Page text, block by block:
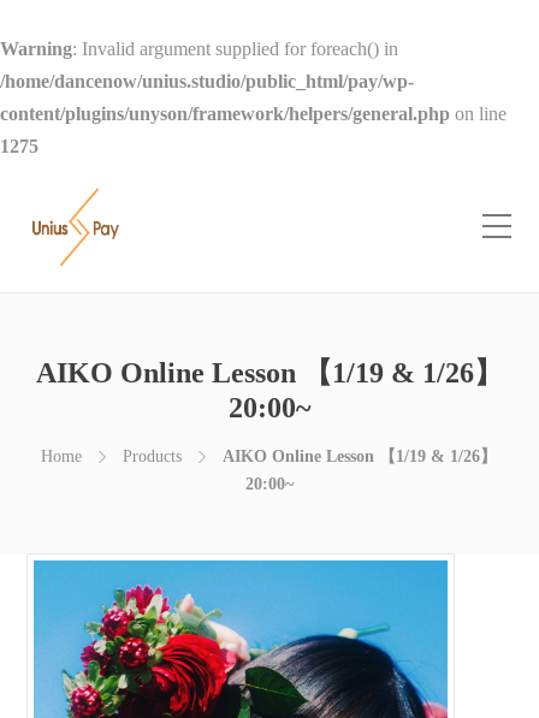
Warning: Invalid argument supplied for foreach() in
/home/dancenow/unius.studio/public_html/pay/wp-
content/plugins/unyson/framework/helpers/general.php on line
1275
AIKO Online Lesson 【1/19 & 1/26】
20:00~
Home Products
AIKO Online Lesson 【1/19 & 1/26】
20:00~